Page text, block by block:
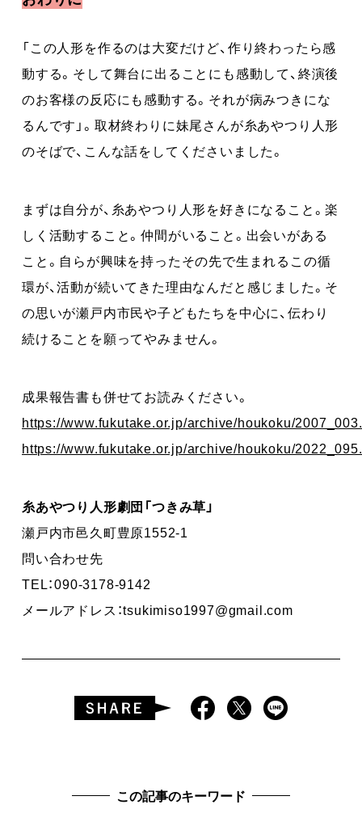
「この人形を作るのは大変だけど、作り終わったら感
動する。そして舞台に出ることにも感動して、終演後
のお客様の反応にも感動する。それが病みつきにな
るんです」。取材終わりに妹尾さんが糸あやつり人形
のそばで、こんな話をしてくださいました。
まずは自分が、糸あやつり人形を好きになること。楽
しく活動すること。仲間がいること。出会いがある
こと。自らが興味を持ったその先で生まれるこの循
環が、活動が続いてきた理由なんだと感じました。そ
の思いが瀬戸内市民や子どもたちを中心に、伝わり
続けることを願ってやみません。
成果報告書も併せてお読みください。
https://www.fukutake.or.jp/archive/houkoku/
https://www.fukutake.or.jp/archive/houkoku/
糸あやつり人形劇団「つきみ草」
瀬戸内市邑久町豊原1552-1
問い合わせ先
TEL：090-3178-9142
メールアドレス：tsukimiso1997@gmail.com
この記事のキーワード